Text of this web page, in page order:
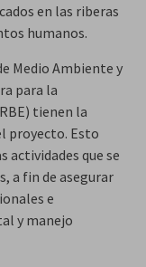
en las riberas
humanos.
Medio Ambiente y
para la
tienen la
proyecto. Esto
actividades que se
a fin de asegurar
e
y manejo